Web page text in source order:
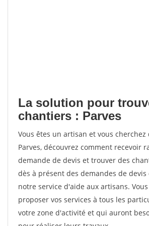
La solution pour
chantiers : Parves
Vous êtes un artisan et vous cherchez
Parves, découvrez comment recevoir
demande de devis et trouver des
dès à présent des demandes de
notre service d'aide aux artisans.
proposer vos services à tous les
votre zone d'activité et qui auront